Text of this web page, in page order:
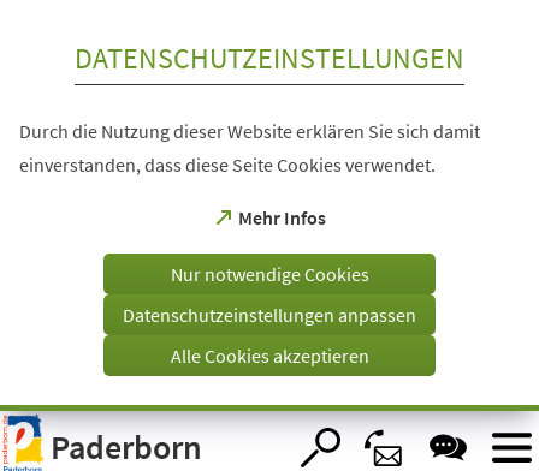
Visuelle
Assistenzsoftware
öffnen.
DATENSCHUTZEINSTELLUNGEN
Durch die Nutzung dieser Website erklären Sie sich damit
einverstanden, dass diese Seite Cookies verwendet.
Mehr Infos
(Öffnet
einem
Tab)
Nur notwendige Cookies
Datenschutzeinstellungen anpassen
Alle Cookies akzeptieren
Paderborn